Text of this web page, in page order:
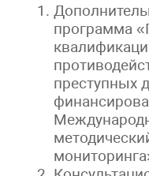
программа
преступных